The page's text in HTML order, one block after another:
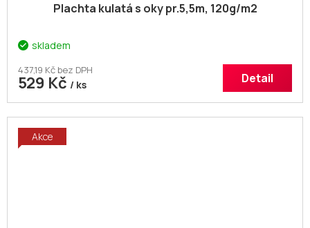
Plachta kulatá s oky pr.5,5m, 120g/m2
skladem
437,19 Kč bez DPH
529 Kč / ks Detail
Akce